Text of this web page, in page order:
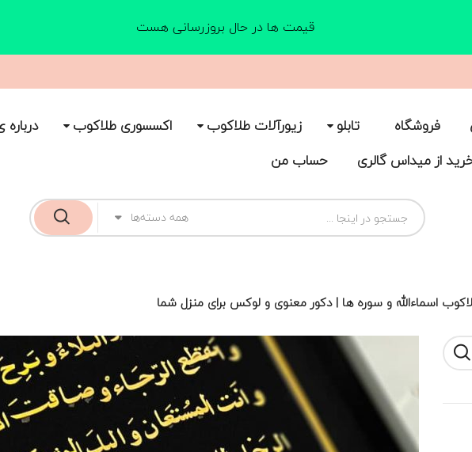
فروشگاه تابلو زیورآلات طلاکوب اکسسوری طلاکوب
از میداس گالری
حساب من
همه دسته‌ها
اسماءالله و سوره‌ ها | دکور معنوی و لوکس برای منزل شما
قیمت ها در حال بروزرسانی هست